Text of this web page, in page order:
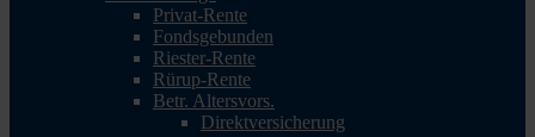
Privat-Rente
Fondsgebunden
Riester-Rente
Rürup-Rente
Betr. Altersvors.
Direktversicherung